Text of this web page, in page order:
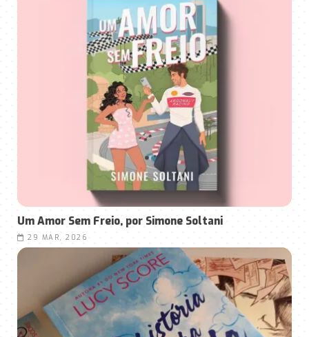
Um Amor Sem Freio, por Simone Soltani
29 MAR, 2026